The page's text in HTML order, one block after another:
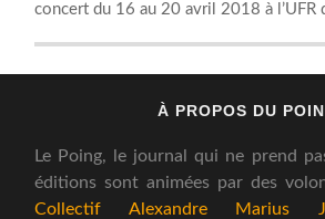
concert du 16 au 20 avril 2018 à l’UFR
À PROPOS DU
Le Poing, le journal qui ne prend
éditions sont animées par des
Collectif Alexandre Marius